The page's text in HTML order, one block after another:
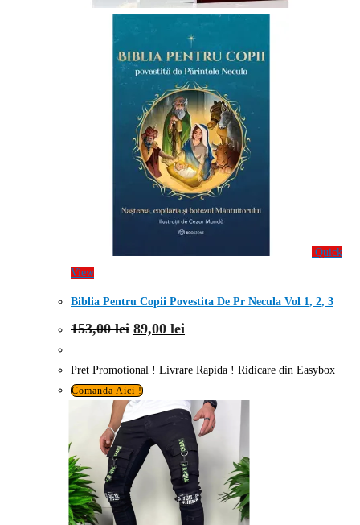
Quick
View
Biblia Pentru Copii Povestita De Pr Necula Vol 1, 2, 3
153,00lei Prețul
inițial
fost:
153,00 lei.
89,00 lei
curent
89,00 lei.
Pret Promotional ! Livrare Rapida ! Ridicare din Easybox
Comanda Aici !